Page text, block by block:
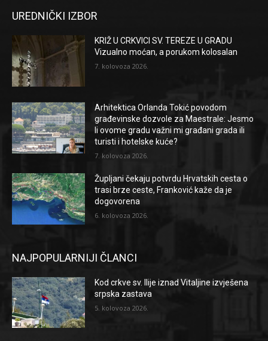
UREDNIČKI IZBOR
KRIŽ U CRKVICI SV. TEREZE U GRADU
Vizualno moćan, a porukom kolosalan
7. kolovoza 2026.
Arhitektica Orlanda Tokić povodom
građevinske dozvole za Maestrale: Jesmo
li ovome gradu važni mi građani grada ili
turisti i hotelske kuće?
7. kolovoza 2026.
Župljani čekaju potvrdu Hrvatskih cesta o
trasi brze ceste, Franković kaže da je
dogovorena
6. kolovoza 2026.
NAJPOPULARNIJI ČLANCI
Kod crkve sv. Ilije iznad Vitaljine izvješena
srpska zastava
5. kolovoza 2026.